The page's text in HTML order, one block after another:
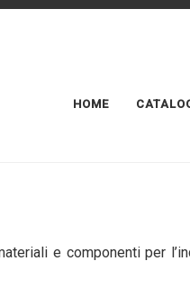
HOME
e componenti per